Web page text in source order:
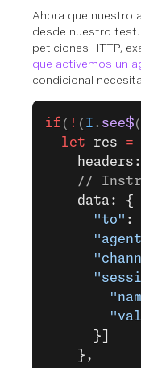
Ahora que nuestro
desde nuestro
peticiones HTTP,
que activemos un
condicional
if ( ! ( I . see$(
  let
res =
//
    data: {
      "to"
:
      }]
    },